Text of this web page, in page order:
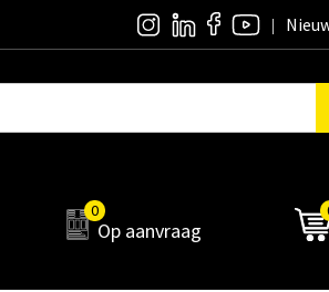
0
Op aanvraag